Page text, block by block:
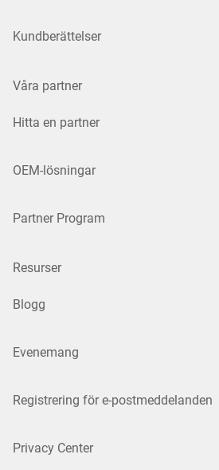
Kundberättelser
Våra partner
Hitta en partner
OEM-lösningar
Partner Program
Resurser
Blogg
Evenemang
Registrering för e-postmeddelanden
Privacy Center